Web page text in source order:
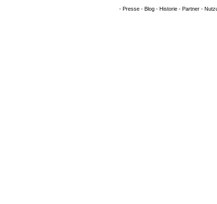
- Presse- Blog- Historie- Partner-